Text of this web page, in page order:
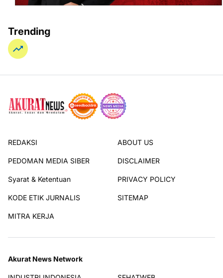
Trending
REDAKSI ABOUT US
PEDOMAN MEDIA SIBER DISCLAIMER
Syarat & Ketentuan PRIVACY POLICY
KODE ETIK JURNALIS SITEMAP
MITRA KERJA
Akurat News Network